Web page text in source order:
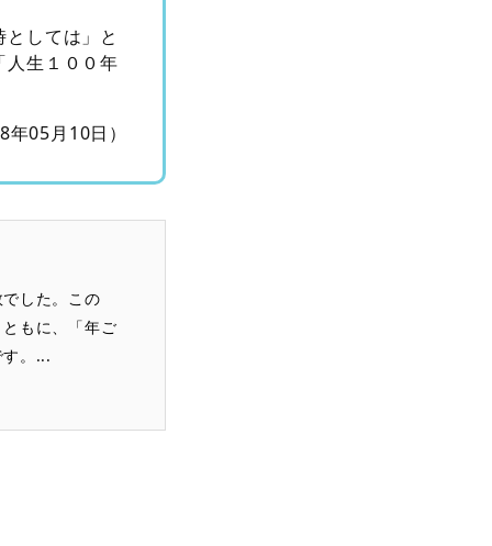
しては」と
人生１００年
年05月10日）
した。この
もに、「年ご
。...